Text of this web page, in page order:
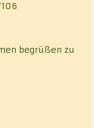
begrüßen zu